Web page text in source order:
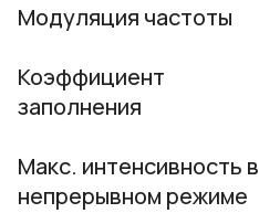
Модуляция частоты
Коэффициент
заполнения
Макс. интенсивность в
непрерывном режиме